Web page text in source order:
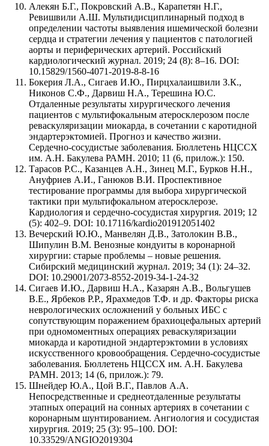
Алекян Б.Г., Покровский А.В., Карапетян Н.Г.,
Ревишвили А.Ш. Мультидисциплинарный подход в
определении частоты выявления ишемической болезни
сердца и стратегии лечения у пациентов с патологией
аорты и периферических артерий. Российский
кардиологический журнал. 2019; 24 (8): 8–16. DOI:
10.15829/1560-4071-2019-8-8-16
Бокерия Л.А., Сигаев И.Ю., Пирцхалаишвили З.К.,
Никонов С.Ф., Дарвиш Н.А., Терешина Ю.С.
Отдаленные результаты хирургического лечения
пациентов с мультифокальным атеросклерозом после
реваскуляризации миокарда, в сочетании с каротидной
эндартерэктомией. Прогноз и качество жизни.
Сердечно-сосудистые заболевания. Бюллетень НЦССХ
им. А.Н. Бакулева РАМН. 2010; 11 (6, прилож.): 150.
Тарасов Р.С., Казанцев А.Н., Зинец М.Г., Бурков Н.Н.,
Ануфриев А.И., Ганюков В.И. Проспективное
тестирование программы для выбора хирургической
тактики при мультифокальном атеросклерозе.
Кардиология и сердечно-сосудистая хирургия. 2019; 12
(5): 402–9. DOI: 10.17116/kardio201912051402
Вечерский Ю.Ю., Манвелян Д.В., Затолокин В.В.,
Шипулин В.М. Венозные кондуиты в коронарной
хирургии: старые проблемы – новые решения.
Сибирский медицинский журнал. 2019; 34 (1): 24–32.
DOI: 10.29001/2073-8552-2019-34-1-24-32
Сигаев И.Ю., Дарвиш Н.А., Казарян А.В., Вольгушев
В.Е., Ярбеков Р.Р., Ярахмедов Т.Ф. и др. Факторы риска
неврологических осложнений у больных ИБС с
сопутствующим поражением брахиоцефальных артерий
при одномоментных операциях реваскуляризации
миокарда и каротидной эндартерэктомии в условиях
искусственного кровообращения. Сердечно-сосудистые
заболевания. Бюллетень НЦССХ им. А.Н. Бакулева
РАМН. 2013; 14 (6, прилож.): 79.
Шнейдер Ю.А., Цой В.Г., Павлов А.А.
Непосредственные и среднеотдаленные результаты
этапных операций на сонных артериях в сочетании с
коронарным шунтированием. Ангиология и сосудистая
хирургия. 2019; 25 (3): 95–100. DOI:
10.33529/ANGIO2019304